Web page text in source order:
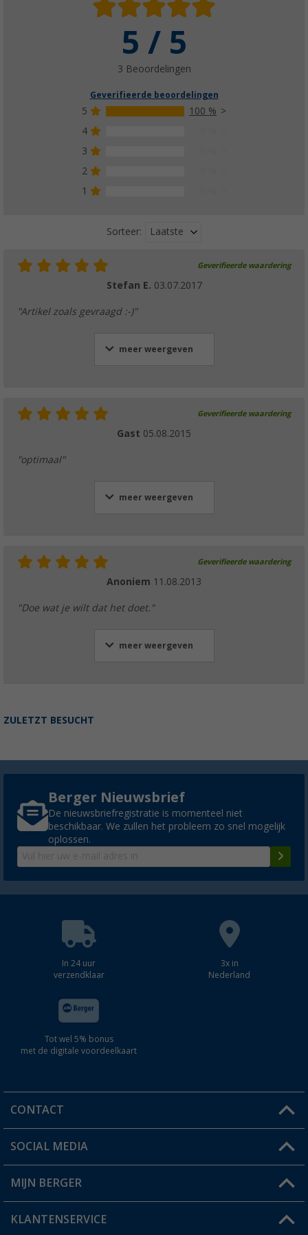
5 / 5
3 Beoordelingen
Geverifieerde beoordelingen
5
100 %
4
3
2
1
Sorteer: Laatste
Geverifieerde waardering
Stefan E. 03.07.2017
"Artikel zoals gevraagd :-)"
meer weergeven
Geverifieerde waardering
Gast 05.08.2015
"optimaal"
meer weergeven
Geverifieerde waardering
Anoniem 11.08.2013
"Doe wat je wilt dat het doet."
meer weergeven
ZULETZT BESUCHT
Berger Nieuwsbrief
De nieuwsbriefregistratie is momenteel niet
beschikbaar. We zullen het probleem zo snel mogelijk
oplossen.
In 24 uur
verzendklaar
3x in
Nederland
Tot wel 5% bonus
met de digitale voordeelkaart
CONTACT
Een vraag?
Winkel vinden
SOCIAL MEDIA
MIJN BERGER
Mijn account
KLANTENSERVICE